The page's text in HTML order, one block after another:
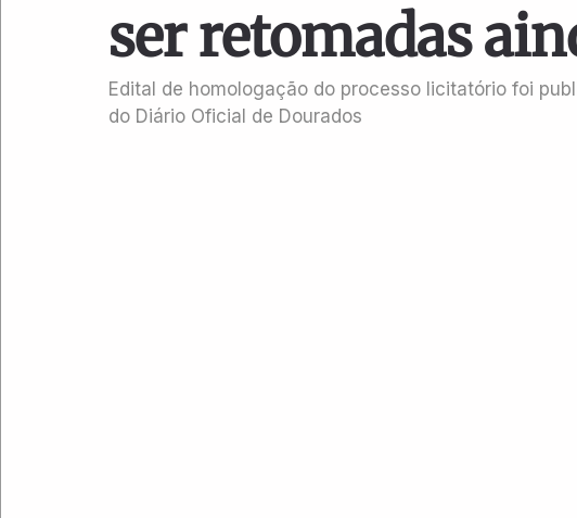
ser retomadas
Edital de homologação do processo licitatório foi
do Diário Oficial de Dourados